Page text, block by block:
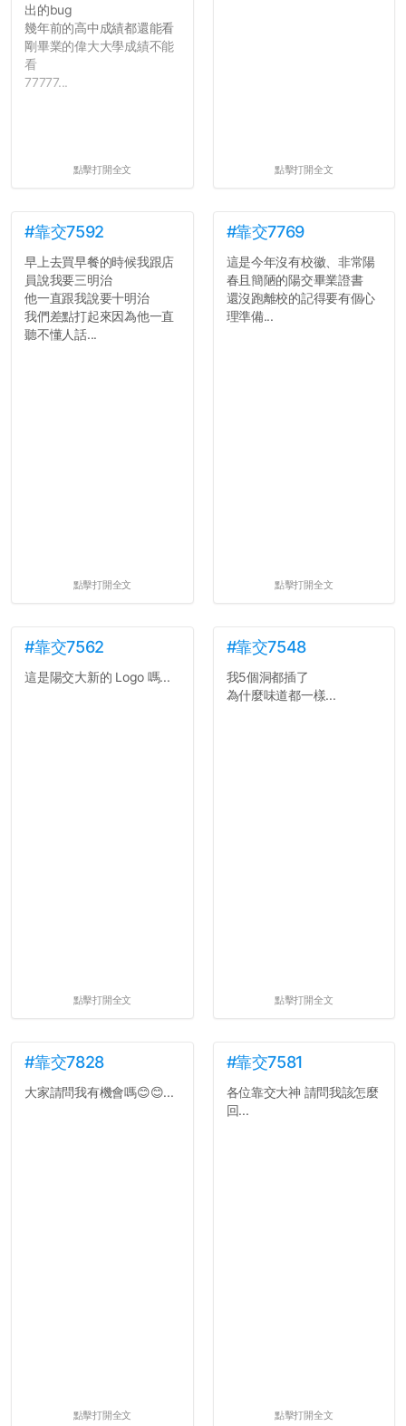
出的bug
幾年前的高中成績都還能看
剛畢業的偉大大學成績不能
看
77777...
點擊打開全文 點擊打開全文
#靠交7592
早上去買早餐的時候我跟店
員說我要三明治
他一直跟我說要十明治
我們差點打起來因為他一直
聽不懂人話...
點擊打開全文
#靠交7769
這是今年沒有校徽、非常陽
春且簡陋的陽交畢業證書
還沒跑離校的記得要有個心
理準備...
點擊打開全文
#靠交7562
這是陽交大新的 Logo 嗎...
點擊打開全文
#靠交7548
我5個洞都插了
為什麼味道都一樣...
點擊打開全文
#靠交7828
大家請問我有機會嗎😊😊...
點擊打開全文
#靠交7581
各位靠交大神 請問我該怎麼
回...
點擊打開全文